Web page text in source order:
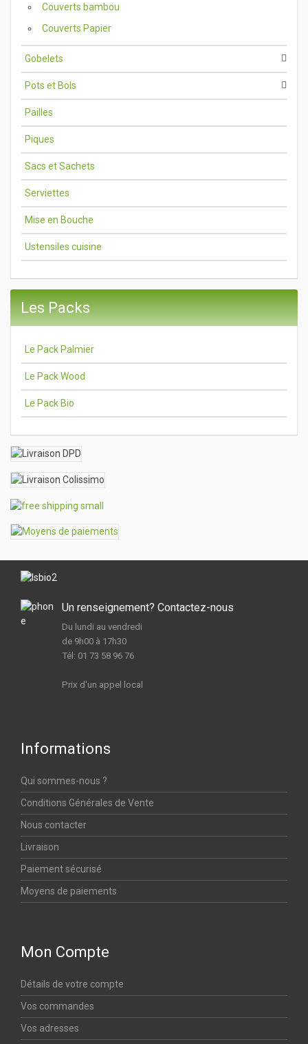
Couverts bambou
Couverts Papier
Gobelets
Pots et Bols
Pailles
Piques
Sacs et Sachets
Serviettes
Mise en Bouche
Ustensiles cuisine
Les Packs
Le Pack Palmier
Le Pack Wood
Le Pack Bio
Un renseignement? Contactez-nous
Du lundi au vendredi
de 9h00 à 17h30
Tél: 01 73 58 96 76
Prix d'un appel local
Informations
Qui sommes-nous ?
Conditions Générales de Vente
Nous contacter
Livraison
Paiement sécurisé
Moyens de paiements
Mon Compte
Détails de votre compte
Vos commandes
Vos adresses